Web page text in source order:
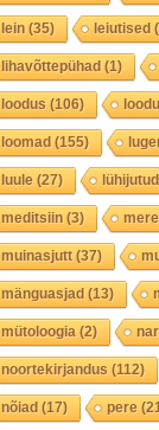
lein(35) leiutised
lihavõttepühad(1)
loodus(106)
loomad(155)
luule(27) lühijutud
meditsiin(3)
muinasjutt(37)
mänguasjad(13)
mütoloogia(2)
noortekirjandus(112)
nõiad(17) pere